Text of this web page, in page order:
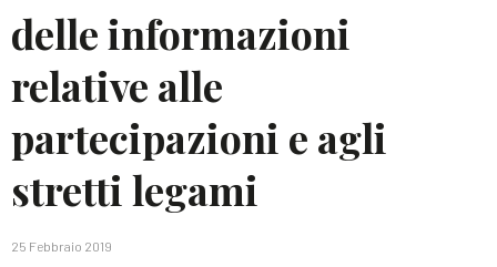
delle informazioni
relative alle
partecipazioni e agli
stretti legami
25 Febbraio 2019